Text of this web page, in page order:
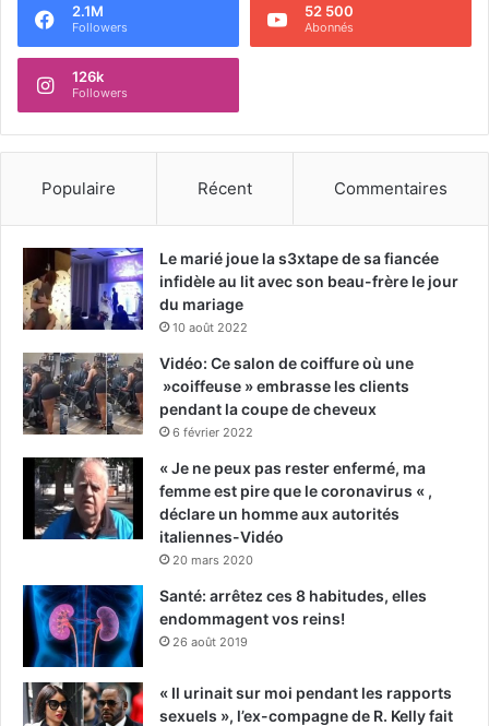
2.1M
Followers
52 500
Abonnés
126k
Followers
Populaire Récent Commentaires
Le marié joue la s3xtape de sa fiancée
infidèle au lit avec son beau-frère le jour
du mariage
10 août 2022
Vidéo: Ce salon de coiffure où une
»coiffeuse » embrasse les clients
pendant la coupe de cheveux
6 février 2022
« Je ne peux pas rester enfermé, ma
femme est pire que le coronavirus « ,
déclare un homme aux autorités
italiennes-Vidéo
20 mars 2020
Santé: arrêtez ces 8 habitudes, elles
endommagent vos reins!
26 août 2019
« Il urinait sur moi pendant les rapports
sexuels », l’ex-compagne de R. Kelly fait